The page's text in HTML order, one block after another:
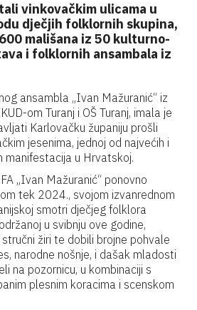
vinkovačkim ulicama u
dječjih folklornih skupina,
mališana iz 50 kulturno-
i folklornih ansambala iz
ansambla „Ivan Mažuranić“ iz
om Turanj i OŠ Turanj, imala je
Karlovačku županiju prošli
jesenima, jednoj od najvećih i
manifestacija u Hrvatskoj.
„Ivan Mažuranić“ ponovno
tek 2024., svojom izvanrednom
smotri dječjeg folklora
u svibnju ove godine,
žiri te dobili brojne pohvale
narodne nošnje, i dašak mladosti
na pozornicu, u kombinaciji s
plesnim koracima i scenskom